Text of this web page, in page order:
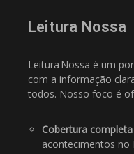
Leitura Nossa
Leitura Nossa é um
com a informação
todos. Nosso foco é
Cobertura
acontecimentos no